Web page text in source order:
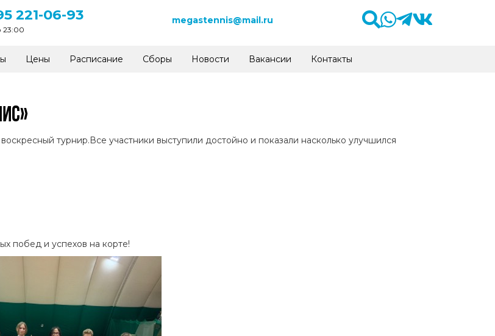
221-06-93
23:00
megastennis@mail.ru
Цены Расписание Сборы Новости Вакансии Контакты
турнир.Все участники выступили достойно и показали насколько улучшился
побед и успехов на корте!